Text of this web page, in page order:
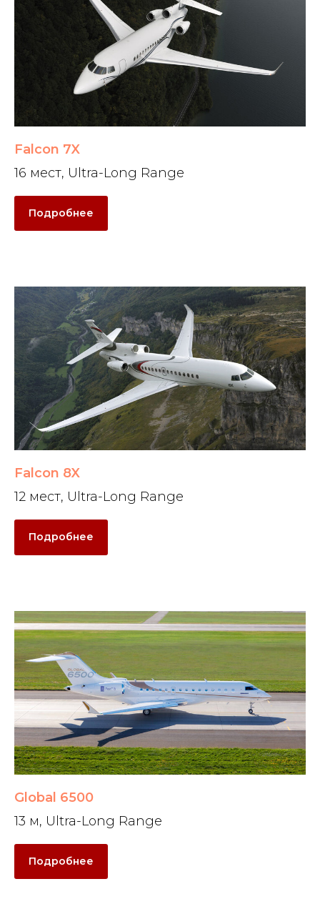
Falcon 7X
16 мест, Ultra-Long Range
Подробнее
Falcon 8X
12 мест, Ultra-Long Range
Подробнее
Global 6500
13 м, Ultra-Long Range
Подробнее